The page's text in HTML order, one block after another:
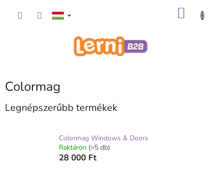
Colormag
Legnépszerűbb termékek
Colormag Windows & Doors
Raktáron (>5 db)
28 000 Ft